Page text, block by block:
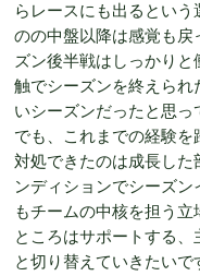
らレースにも出るとい
のの中盤以降は感覚も
ズン後半戦はしっかり
触でシーズンを終えら
いシーズンだったと思
でも、これまでの経験
対処できたのは成長した
ンディションでシーズ
もチームの中核を担う
ところはサポートする
と切り替えていきたい